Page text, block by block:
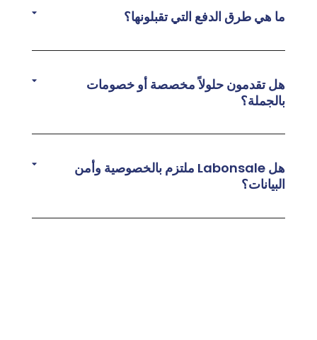
ما هي طرق الدفع التي تقبلونها؟
هل تقدمون حلولاً مخصصة أو خصومات
بالجملة؟
هل Labonsale ملتزم بالخصوصية وأمن
البيانات؟